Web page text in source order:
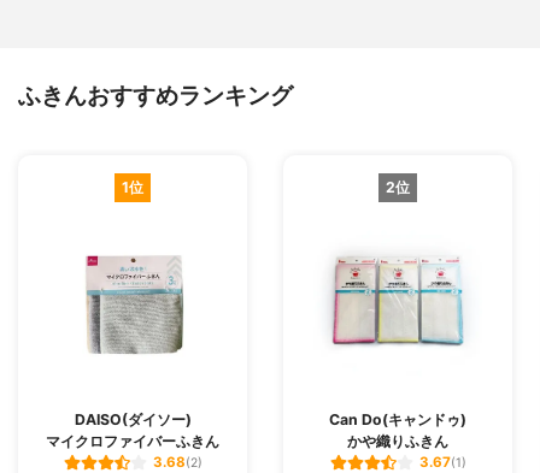
ふきんおすすめランキング
1位
DAISO(ダイソー)
マイクロファイバーふきん
3.68(2)
2位
Can Do(キャンドゥ)
かや織りふきん
3.67(1)